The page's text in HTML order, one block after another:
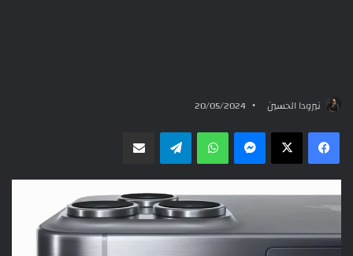
نيرودا الحسين 20/05/2024
ماسنجر واتسابتيلقرام